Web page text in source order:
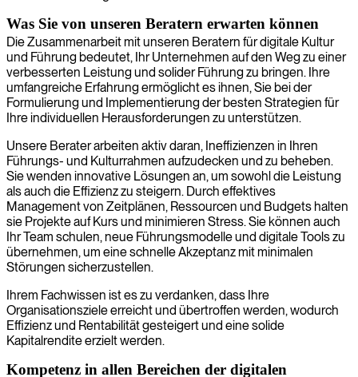
Was Sie von unseren Beratern erwarten können
Die Zusammenarbeit mit unseren Beratern für digitale Kultur
und Führung bedeutet, Ihr Unternehmen auf den Weg zu einer
verbesserten Leistung und solider Führung zu bringen. Ihre
umfangreiche Erfahrung ermöglicht es ihnen, Sie bei der
Formulierung und Implementierung der besten Strategien für
Ihre individuellen Herausforderungen zu unterstützen.
Unsere Berater arbeiten aktiv daran, Ineffizienzen in Ihren
Führungs- und Kulturrahmen aufzudecken und zu beheben.
Sie wenden innovative Lösungen an, um sowohl die Leistung
als auch die Effizienz zu steigern. Durch effektives
Management von Zeitplänen, Ressourcen und Budgets halten
sie Projekte auf Kurs und minimieren Stress. Sie können auch
Ihr Team schulen, neue Führungsmodelle und digitale Tools zu
übernehmen, um eine schnelle Akzeptanz mit minimalen
Störungen sicherzustellen.
Ihrem Fachwissen ist es zu verdanken, dass Ihre
Organisationsziele erreicht und übertroffen werden, wodurch
Effizienz und Rentabilität gesteigert und eine solide
Kapitalrendite erzielt werden.
Kompetenz in allen Bereichen der digitalen